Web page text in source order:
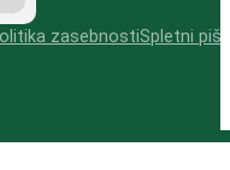
zasebnostiSpletni